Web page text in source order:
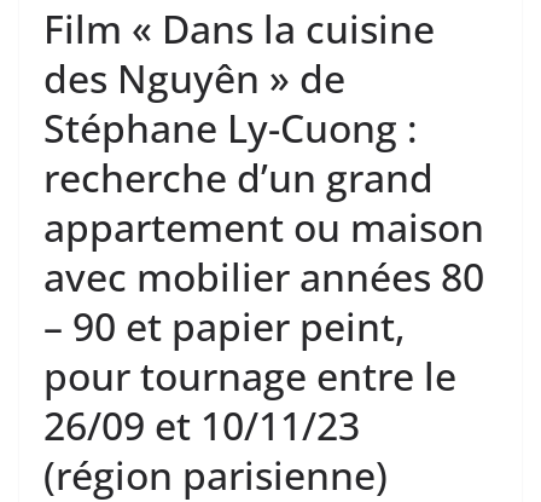
Film « Dans la cuisine
des Nguyên » de
Stéphane Ly-Cuong :
recherche d’un grand
appartement ou maison
avec mobilier années 80
– 90 et papier peint,
pour tournage entre le
26/09 et 10/11/23
(région parisienne)